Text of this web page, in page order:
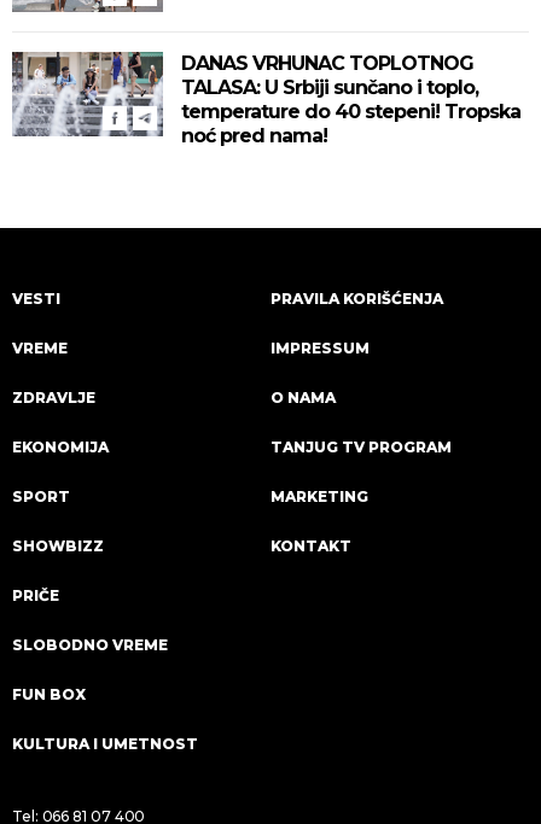
DANAS VRHUNAC TOPLOTNOG
TALASA: U Srbiji sunčano i toplo,
temperature do 40 stepeni! Tropska
noć pred nama!
VESTI
VREME
ZDRAVLJE
EKONOMIJA
SPORT
SHOWBIZZ
PRIČE
SLOBODNO VREME
FUN BOX
KULTURA I UMETNOST
PRAVILA KORIŠĆENJA
IMPRESSUM
O NAMA
TANJUG TV PROGRAM
MARKETING
KONTAKT
Tel: 066 81 07 400